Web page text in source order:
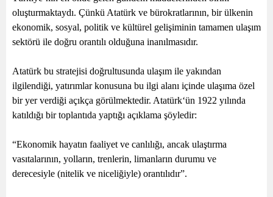
oluşturmaktaydı. Çünkü Atatürk ve bürokratlarının, bir ülkenin
ekonomik, sosyal, politik ve kültürel gelişiminin tamamen ulaşım
sektörü ile doğru orantılı olduğuna inanılmasıdır.
Atatürk bu stratejisi doğrultusunda ulaşım ile yakından
ilgilendiği, yatırımlar konusuna bu ilgi alanı içinde ulaşıma özel
bir yer verdiği açıkça görülmektedir. Atatürk‘ün 1922 yılında
katıldığı bir toplantıda yaptığı açıklama şöyledir:
“Ekonomik hayatın faaliyet ve canlılığı, ancak ulaştırma
vasıtalarının, yolların, trenlerin, limanların durumu ve
derecesiyle (nitelik ve niceliğiyle) orantılıdır”.